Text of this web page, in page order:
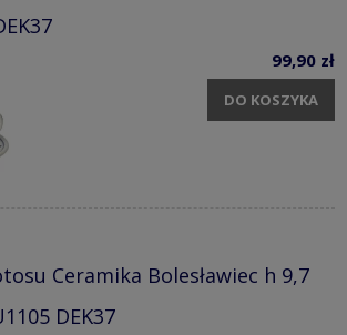
99,90 zł
DO KOSZYKA
Ceramika Bolesławiec h 9,7
DEK37